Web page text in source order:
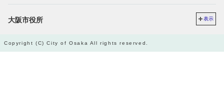
大阪市役所 表示
Copyright (C) City of Osaka All rights reserved.